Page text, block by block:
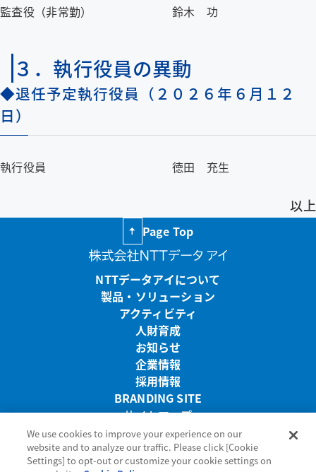
監査役（非常勤） 鈴木 功
３．執行役員の異動
◆退任予定執行役員 （２０２６年６月１２
日）
執行役員 徳田 充生
以上
Page Top
NTTデータアイについて
製品・ソリューション
アクティビティ
人財育成
お知らせ
企業情報
採用情報
BRANDING SITE
サイトマップ
リンク・免責事項
プライバシーポリシー
サイトのご利用条件
We use cookies to improve your experience on our
website and to analyze our traffic. Please click [Cookie
Settings] to opt-out or customize your cookie settings on